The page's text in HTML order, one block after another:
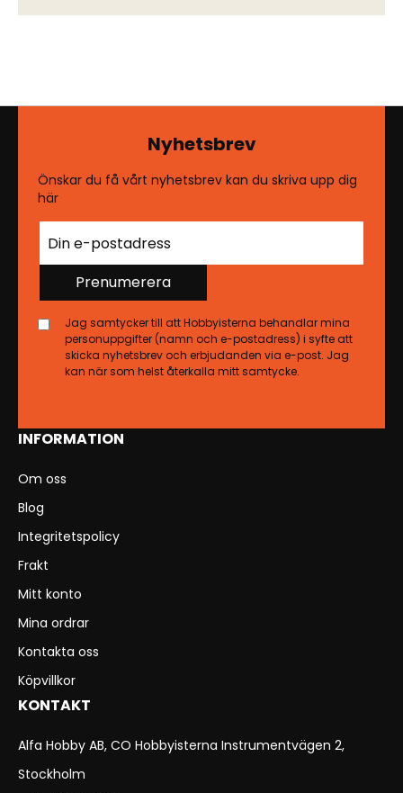
INFORMATION
Om oss
Blog
Integritetspolicy
Frakt
Mitt konto
Mina ordrar
Kontakta oss
Köpvillkor
KONTAKT
Alfa Hobby AB, CO Hobbyisterna Instrumentvägen 2,
Stockholm
Nyhetsbrev
Önskar du få vårt nyhetsbrev kan du skriva upp dig
här
Prenumerera
Jag samtycker till att Hobbyisterna behandlar mina
personuppgifter (namn och e-postadress) i syfte att
skicka nyhetsbrev och erbjudanden via e-post. Jag
kan när som helst återkalla mitt samtycke.